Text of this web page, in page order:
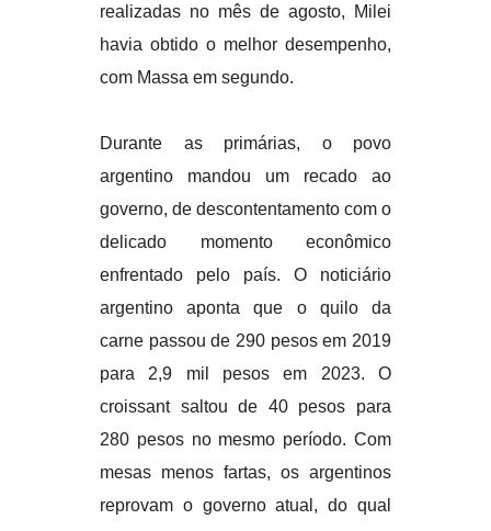
realizadas no mês de agosto, Milei
havia obtido o melhor desempenho,
com Massa em segundo.
Durante as primárias, o povo
argentino mandou um recado ao
governo, de descontentamento com o
delicado momento econômico
enfrentado pelo país. O noticiário
argentino aponta que o quilo da
carne passou de 290 pesos em 2019
para 2,9 mil pesos em 2023. O
croissant saltou de 40 pesos para
280 pesos no mesmo período. Com
mesas menos fartas, os argentinos
reprovam o governo atual, do qual